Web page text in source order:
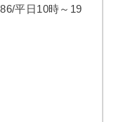
平日10時～19